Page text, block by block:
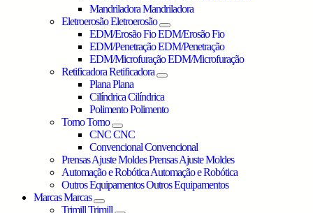
MandriladoraMandriladora
EletroerosãoEletroerosão
EDM/Erosão FioEDM/Erosão Fio
EDM/PenetraçãoEDM/Penetração
EDM/MicrofuraçãoEDM/Microfuração
RetificadoraRetificadora
PlanaPlana
CilíndricaCilíndrica
PolimentoPolimento
TornoTorno
CNCCNC
ConvencionalConvencional
Prensas Ajuste MoldesPrensas Ajuste Moldes
Automação e RobóticaAutomação e Robótica
Outros EquipamentosOutros Equipamentos
MarcasMarcas
TrimillTrimill